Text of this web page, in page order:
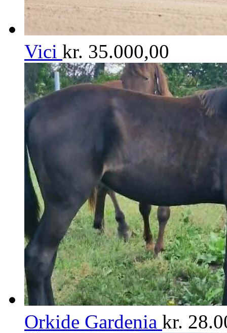
Vici kr. 35.000,00
Orkide Gardenia kr.